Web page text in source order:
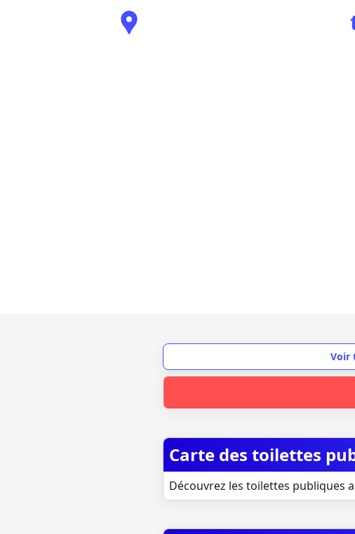
Voir
Carte des toilettes
Découvrez les toilettes publiques